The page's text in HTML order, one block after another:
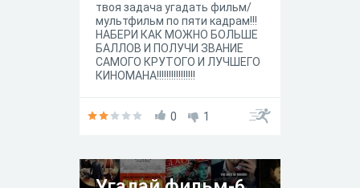
твоя задача угадать фильм/
мультфильм по пяти кадрам!!!
НАБЕРИ КАК МОЖНО БОЛЬШЕ
БАЛЛОВ И ПОЛУЧИ ЗВАНИЕ
САМОГО КРУТОГО И ЛУЧШЕГО
КИНОМАНА!!!!!!!!!!!!!!!!
0 1